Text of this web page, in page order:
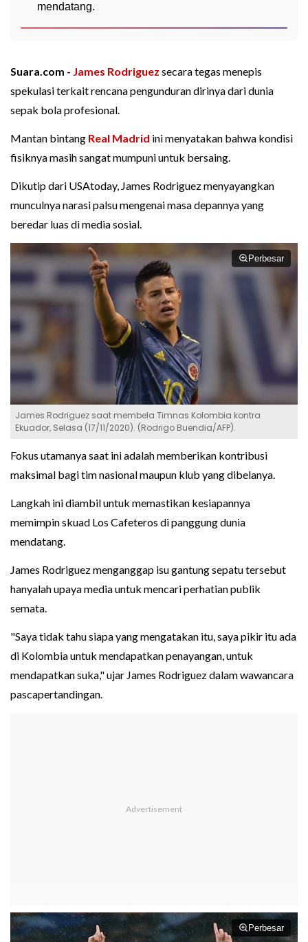
mendatang.
Suara.com - James Rodriguez secara tegas menepis
spekulasi terkait rencana pengunduran dirinya dari dunia
sepak bola profesional.
Mantan bintang Real Madrid ini menyatakan bahwa kondisi
fisiknya masih sangat mumpuni untuk bersaing.
Dikutip dari USAtoday, James Rodriguez menyayangkan
munculnya narasi palsu mengenai masa depannya yang
beredar luas di media sosial.
Perbesar
James Rodriguez saat membela Timnas Kolombia kontra
Ekuador, Selasa (17/11/2020). (Rodrigo Buendia/AFP).
Fokus utamanya saat ini adalah memberikan kontribusi
maksimal bagi tim nasional maupun klub yang dibelanya.
Langkah ini diambil untuk memastikan kesiapannya
memimpin skuad Los Cafeteros di panggung dunia
mendatang.
James Rodriguez menganggap isu gantung sepatu tersebut
hanyalah upaya media untuk mencari perhatian publik
semata.
"Saya tidak tahu siapa yang mengatakan itu, saya pikir itu ada
di Kolombia untuk mendapatkan penayangan, untuk
mendapatkan suka," ujar James Rodriguez dalam wawancara
pascapertandingan.
Perbesar